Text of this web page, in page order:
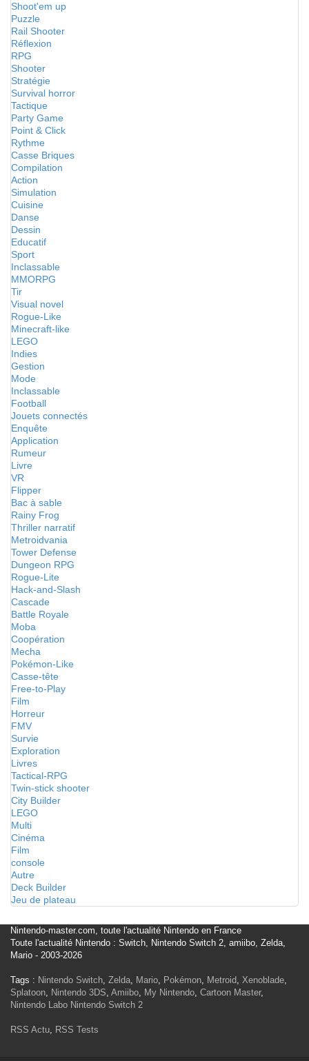
Shoot'em up
Puzzle
Rail Shooter
Réflexion
RPG
Shooter
Stratégie
Survival horror
Tactique
Party Game
Point & Click
Rythme
Casse Briques
Compilation
Action
Simulation
Cuisine
Danse
Dessin
Educatif
Sport
Inclassable
MMORPG
Tir
Visual novel
Rogue-Like
Minecraft-like
LEGO
Indies
Gestion
Mode
Inclassable
Football
Jouets connectés
Enquête
Application
Rumeur
Livre
VR
Flipper
Bac à sable
Rainy Frog
Thriller narratif
Metroidvania
Tower Defense
Dungeon RPG
Rogue-Lite
Hack-and-Slash
Cascade
Battle Royale
Moba
Coopération
Mecha
Pokémon-Like
Casse-tête
Free-to-Play
Film
Horreur
FMV
Survie
Exploration
Livres
Tactical-RPG
Twin-stick shooter
City Builder
LEGO
Multi
Cinéma
Film
console
Autre
Deck Builder
Jeu de plateau
Nintendo-master.com, toute l'actualité Nintendo en France
Toute l'actualité Nintendo : Switch, Nintendo Switch 2, amiibo, Zelda,
Mario - 2003-2026
Tags : Nintendo Switch, Zelda, Mario, Pokémon, Metroid, Xenoblade,
Splatoon, Nintendo 3DS, Amiibo, My Nintendo, Cartoon Master,
Nintendo Labo Nintendo Switch 2
RSS Actu, RSS Tests